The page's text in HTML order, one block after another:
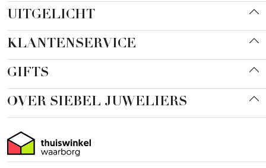
UITGELICHT
KLANTENSERVICE
GIFTS
OVER SIEBEL JUWELIERS